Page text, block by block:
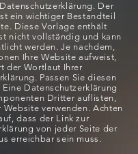
Der
ein wichtiger Bestandteil
Diese Vorlage enthält
nicht vollständig und kann
werden. Je nachdem,
Ihre Website aufweist,
der Wortlaut Ihrer
Passen Sie diesen
Eine Datenschutzerklärung
Dritter auflisten,
Website verwenden. Achten
dass der Link zur
von jeder Seite der
erreichbar sein muss.